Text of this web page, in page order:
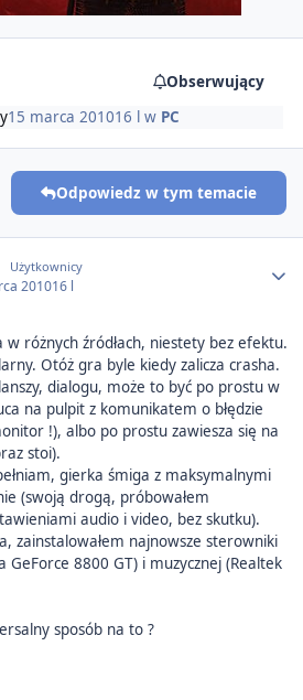
Obserwujący
15 marca 201016 l w PC
Odpowiedz w tym temacie
Użytkownicy
201016 l
w różnych źródłach, niestety bez efektu.
Otóż gra byle kiedy zalicza crasha.
dialogu, może to być po prostu w
na pulpit z komunikatem o błędzie
!), albo po prostu zawiesza się na
stoi).
gierka śmiga z maksymalnymi
(swoją drogą, próbowałem
audio i video, bez skutku).
zainstalowałem najnowsze sterowniki
8800 GT) i muzycznej (Realtek
sposób na to ?